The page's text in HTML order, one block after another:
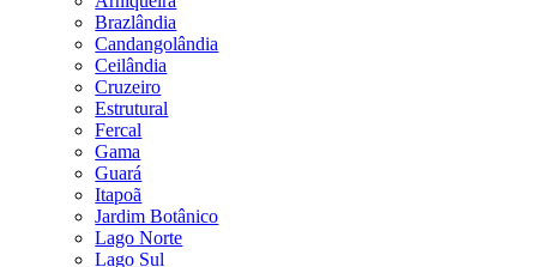
Brazlândia
Candangolândia
Ceilândia
Cruzeiro
Estrutural
Fercal
Gama
Guará
Itapoã
Jardim Botânico
Lago Norte
Lago Sul